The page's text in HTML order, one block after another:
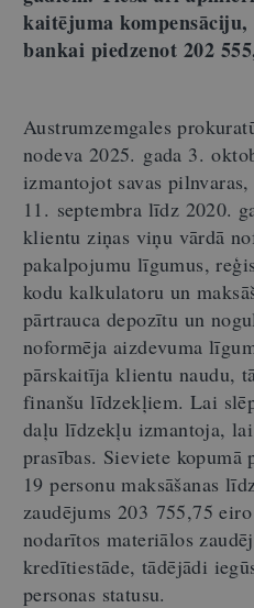
kaitējuma
bankai piedzenot 202
Austrumzemgales
nodeva 2025. gada 3.
izmantojot savas
11. septembra līdz 2020.
klientu ziņas viņu vārdā
pakalpojumu līgumus,
kodu kalkulatoru un
pārtrauca depozītu un
noformēja aizdevuma
pārskaitīja klientu naudu,
finanšu līdzekļiem. Lai
daļu līdzekļu izmantoja,
prasības. Sieviete
19 personu maksāšanas
zaudējums 203 755,75
nodarītos materiālos
kredītiestāde, tādējādi
personas statusu.